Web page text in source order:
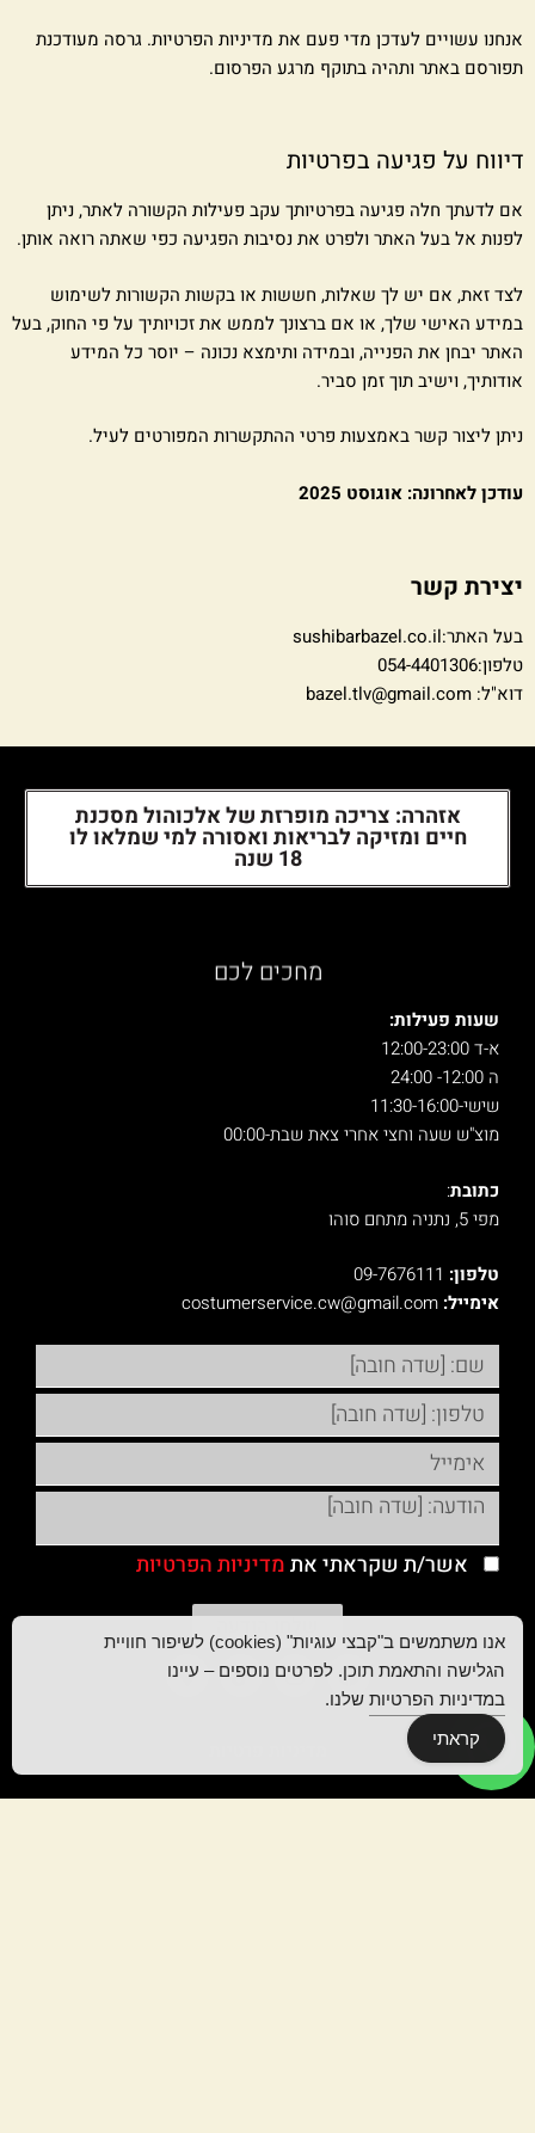
אנחנו עשויים לעדכן מדי פעם את מדיניות הפרטיות. גרסה מעודכנת
תפורסם באתר ותהיה בתוקף מרגע הפרסום.
דיווח על פגיעה בפרטיות
אם לדעתך חלה פגיעה בפרטיותך עקב פעילות הקשורה לאתר, ניתן
לפנות אל בעל האתר ולפרט את נסיבות הפגיעה כפי שאתה רואה אותן.
לצד זאת, אם יש לך שאלות, חששות או בקשות הקשורות לשימוש
במידע האישי שלך, או אם ברצונך לממש את זכויותיך על פי החוק, בעל
האתר יבחן את הפנייה, ובמידה ותימצא נכונה – יוסר כל המידע
אודותיך, וישיב תוך זמן סביר.
ניתן ליצור קשר באמצעות פרטי ההתקשרות המפורטים לעיל.
עודכן לאחרונה: אוגוסט 2025
יצירת קשר
בעל האתר:sushibarbazel.co.il
טלפון:054-4401306
דוא"ל: bazel.tlv@gmail.com
אזהרה: צריכה מופרזת של אלכוהול מסכנת
חיים ומזיקה לבריאות ואסורה למי שמלאו לו
18 שנה
מחכים לכם
שעות פעילות:
א-ד 12:00-23:00
ה 12:00- 24:00
שישי-11:30-16:00
מוצ"ש שעה וחצי אחרי צאת שבת-00:00
כתובת:
מפי 5, נתניה מתחם סוהו
טלפון: 09-7676111
אימייל: ‫costumerservice.cw@gmail.com
אשר/ת שקראתי אתמדיניות הפרטיות
שלחו הודעה
אנו משתמשים ב"קבצי עוגיות" (cookies) לשיפור חוויית
הגלישה והתאמת תוכן. לפרטים נוספים – עיינו
במדיניות הפרטיות שלנו.
קראתי